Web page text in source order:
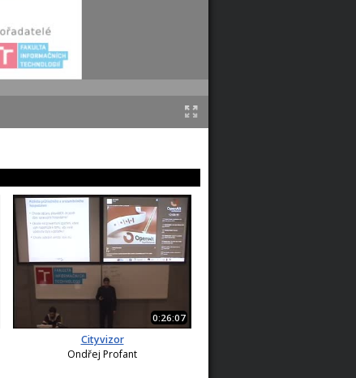
0:26:07
Cityvizor
Ondřej Profant